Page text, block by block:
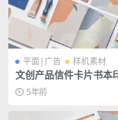
平面|广告 样机素材
文创产品信件卡片书本
公用品psd样机
5年前